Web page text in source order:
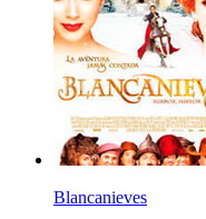
Blancanieves